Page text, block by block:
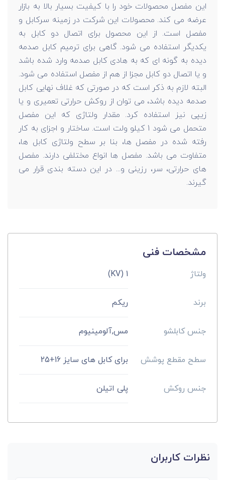
این مفصل محصولات خود را با کیفیت بسیار بالا به بازار
عرضه می کند. محصولات این شرکت در زمینه سرکابل و
مفصل است. از این محصول برای اتصال دو کابل به
یکدیگر استفاده می شود. گاهی برای ترمیم کابل صدمه
دیده به گونه ای که به هادی کابل صدمه وارد شده باشد
و یا اتصال دو کابل مجزا از هم از مفصل استفاده می شود.
البته لازم به ذکر است که در صورتی که غلاف نهایی کابل
صدمه دیده باشد، می توان از روکش حرارتی تعمیری و یا
زیپی نیز استفاده کرد. مقدار ولتاژی که این مفصل
متحمل می شود 1 کیلو ولت است. ساختار و اجزای به کار
رفته شده در مفصل ها، بنا بر سطح ولتاژی کابل ها،
متفاوت می باشد. مفصل ها انواع مختلفی دارند. مفصل
های حرارتی، سر، رزینی و... در این دسته بندی قرار می
گیرند.
مشخصات فنی
ولتاژ 1 (KV)
برند ریکم
جنس کابلشو مس,آلومینیوم
سطح مقطع پوشش برای کابل های سایز 16+25
جنس روکش پلی اتیلن
نظرات کاربران